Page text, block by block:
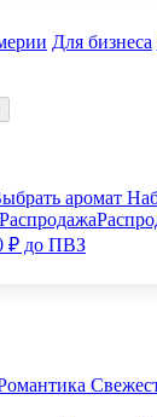
Для бизнеса
аромат
Распродажа
₽ до ПВЗ